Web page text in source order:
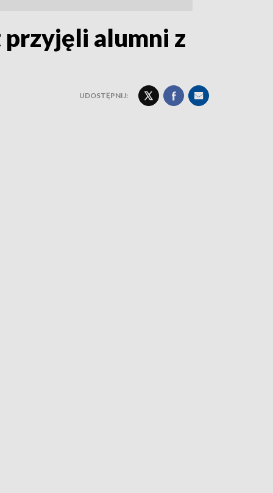
alumni z
UDOSTĘPNIJ: